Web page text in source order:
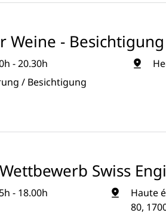
Weine -
- 20.30h
/ Besichtigung
Swiss
- 18.00h
Haute
80,